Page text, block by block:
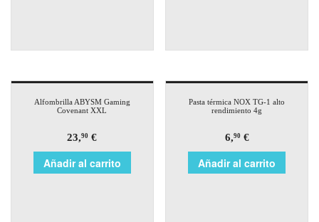
Alfombrilla ABYSM Gaming
Covenant XXL
23,90 €
Añadir al carrito
Pasta térmica NOX TG-1 alto
rendimiento 4g
6,90€
Añadir al carrito